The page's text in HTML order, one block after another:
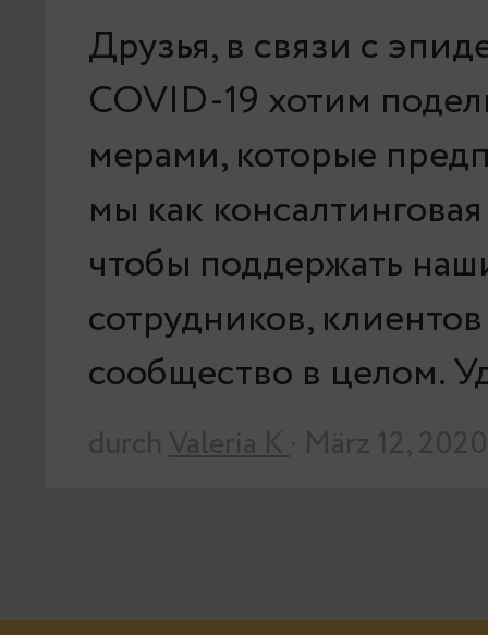
Друзья, в связи с
COVID-19 хотим
мерами, которые
мы как
чтобы поддержать
сотрудников,
сообщество в целом.